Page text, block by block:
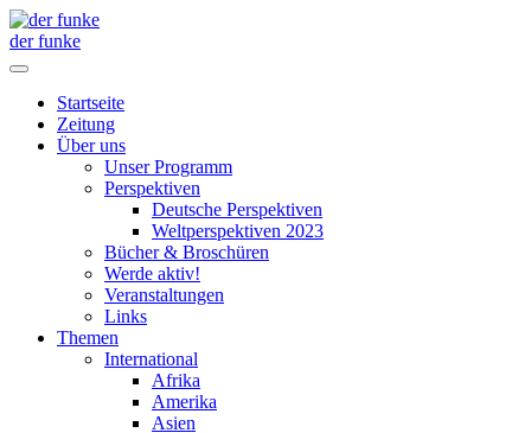
der funke
Startseite
Zeitung
Über uns
Unser Programm
Perspektiven
Deutsche Perspektiven
Weltperspektiven 2023
Bücher & Broschüren
Werde aktiv!
Veranstaltungen
Links
Themen
International
Afrika
Amerika
Asien